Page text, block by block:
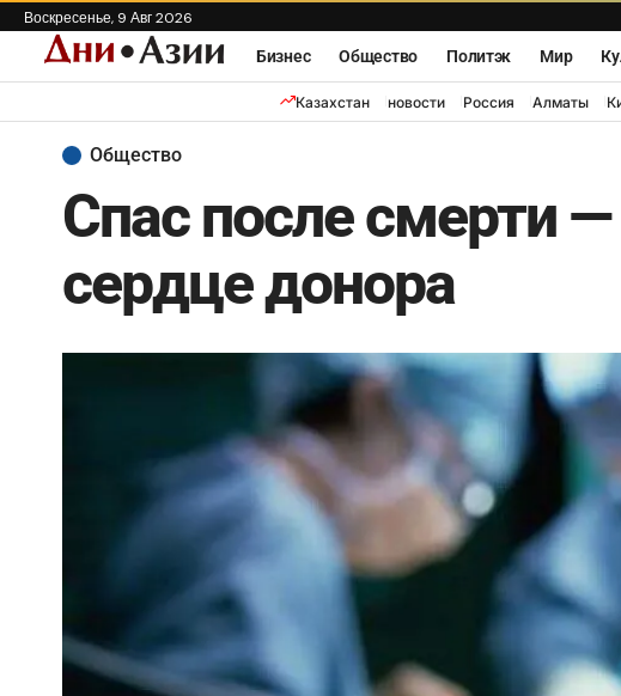
Воскресенье, 9 Авг 2026
Бизнес
Общество Политэк Мир
Казахстан новости Россия Алматы
Общество
Спас после смерти
сердце донора